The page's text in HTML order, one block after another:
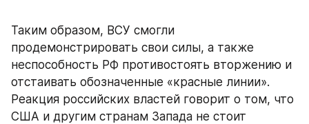
Таким образом, ВСУ смогли
продемонстрировать свои силы, а также
неспособность РФ противостоять вторжению и
отстаивать обозначенные «красные линии».
Реакция российских властей говорит о том, что
США и другим странам Запада не стоит